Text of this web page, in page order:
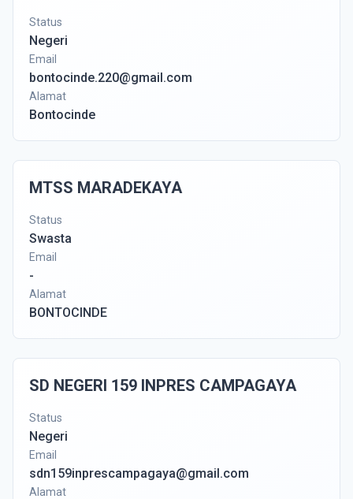
Status
Negeri
Email
bontocinde.220@gmail.com
Alamat
Bontocinde
MTSS MARADEKAYA
Status
Swasta
Email
-
Alamat
BONTOCINDE
SD NEGERI 159 INPRES CAMPAGAYA
Status
Negeri
Email
sdn159inprescampagaya@gmail.com
Alamat